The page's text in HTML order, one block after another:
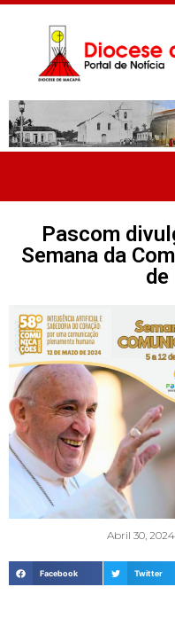
Pascom
Semana da
de
Abril 30, 2024
Facebook Twitter